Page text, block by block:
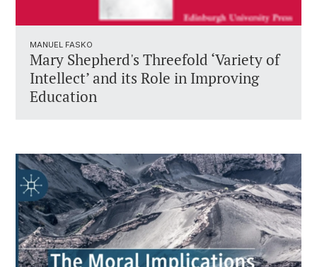
MANUEL FASKO
Mary Shepherd's Threefold ‘Variety of
Intellect’ and its Role in Improving
Education